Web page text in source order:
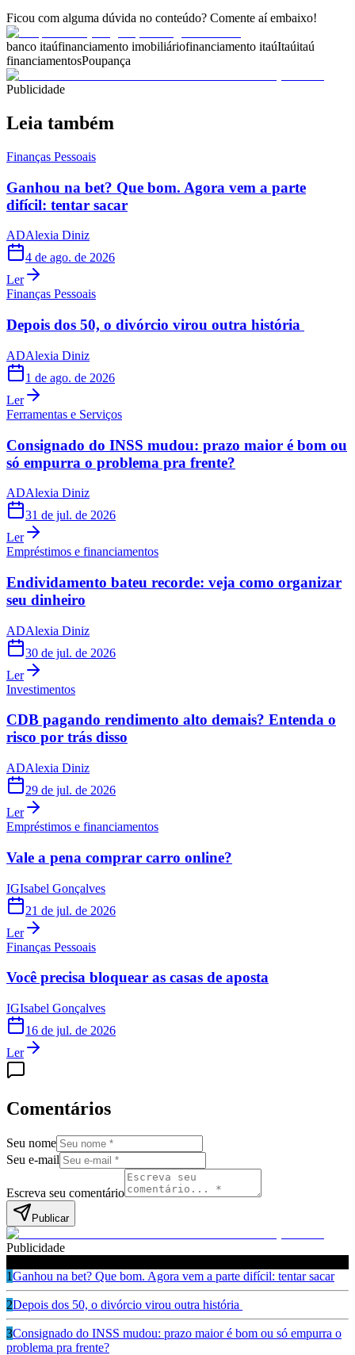
Ficou com alguma dúvida no conteúdo? Comente aí embaixo!
banco itaúfinanciamento imobiliáriofinanciamento itaúItaúitaú
financiamentosPoupança
Publicidade
Leia também
Finanças Pessoais
Ganhou na bet? Que bom. Agora vem a parte
difícil: tentar sacar
ADAlexia Diniz
4 de ago. de 2026
Ler
Finanças Pessoais
Depois dos 50, o divórcio virou outra história
ADAlexia Diniz
1 de ago. de 2026
Ler
Ferramentas e Serviços
Consignado do INSS mudou: prazo maior é bom ou
só empurra o problema pra frente?
ADAlexia Diniz
31 de jul. de 2026
Ler
Empréstimos e financiamentos
Endividamento bateu recorde: veja como organizar
seu dinheiro
ADAlexia Diniz
30 de jul. de 2026
Ler
Investimentos
CDB pagando rendimento alto demais? Entenda o
risco por trás disso
ADAlexia Diniz
29 de jul. de 2026
Ler
Empréstimos e financiamentos
Vale a pena comprar carro online?
IGIsabel Gonçalves
21 de jul. de 2026
Ler
Finanças Pessoais
Você precisa bloquear as casas de aposta
IGIsabel Gonçalves
16 de jul. de 2026
Ler
Comentários
Seu nome
Seu e-mail
Escreva seu comentário
Publicar
Publicidade
1Ganhou na bet? Que bom. Agora vem a parte difícil: tentar sacar
2Depois dos 50, o divórcio virou outra história
3Consignado do INSS mudou: prazo maior é bom ou só empurra o
problema pra frente?